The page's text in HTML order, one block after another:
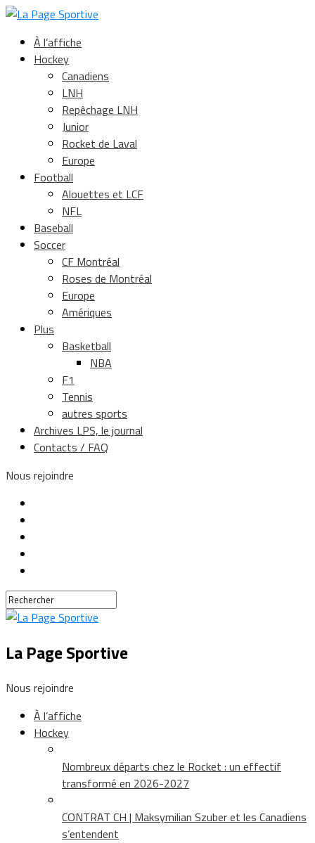
À l’affiche
Hockey
Canadiens
LNH
Repêchage LNH
Junior
Rocket de Laval
Europe
Football
Alouettes et LCF
NFL
Baseball
Soccer
CF Montréal
Roses de Montréal
Europe
Amériques
Plus
Basketball
NBA
F1
Tennis
autres sports
Archives LPS, le journal
Contacts / FAQ
Nous rejoindre
La Page Sportive
Nous rejoindre
À l’affiche
Hockey
Nombreux départs chez le Rocket : un effectif
transformé en 2026-2027
CONTRAT CH | Maksymilian Szuber et les Canadiens
s’entendent